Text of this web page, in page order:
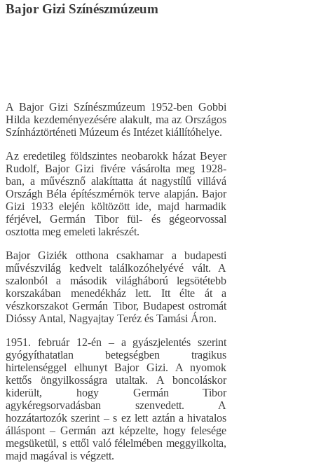
Bajor Gizi Színészmúzeum
A Bajor Gizi Színészmúzeum 1952-ben Gobbi
Hilda kezdeményezésére alakult, ma az Országos
Színháztörténeti Múzeum és Intézet kiállítóhelye.
Az eredetileg földszintes neobarokk házat Beyer
Rudolf, Bajor Gizi fivére vásárolta meg 1928-
ban, a művésznő alakíttatta át nagystílű villává
Országh Béla építészmérnök terve alapján. Bajor
Gizi 1933 elején költözött ide, majd harmadik
férjével, Germán Tibor fül- és gégeorvossal
osztotta meg emeleti lakrészét.
Bajor Giziék otthona csakhamar a budapesti
művészvilág kedvelt találkozóhelyévé vált. A
szalonból a második világháború legsötétebb
korszakában menedékház lett. Itt élte át a
vészkorszakot Germán Tibor, Budapest ostromát
Dióssy Antal, Nagyajtay Teréz és Tamási Áron.
1951. február 12-én – a gyászjelentés szerint
gyógyíthatatlan betegségben tragikus
hirtelenséggel elhunyt Bajor Gizi. A nyomok
kettős öngyilkosságra utaltak. A boncoláskor
kiderült, hogy Germán Tibor
agykéregsorvadásban szenvedett. A
hozzátartozók szerint – s ez lett aztán a hivatalos
álláspont – Germán azt képzelte, hogy felesége
megsüketül, s ettől való félelmében meggyilkolta,
majd magával is végzett.